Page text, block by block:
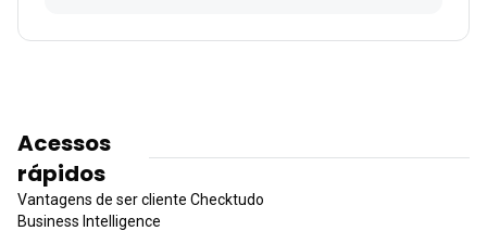
Acessos
rápidos
Vantagens de ser cliente Checktudo
Business Intelligence